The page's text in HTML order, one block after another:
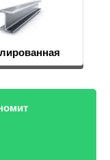
бронза